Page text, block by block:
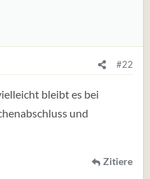
#22
bleibt es bei
und
Zitiere